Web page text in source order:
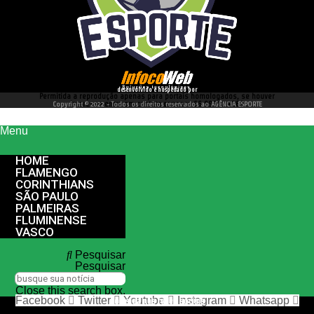
desenvolvido e hospedado por
Permitida a reprodução apenas para portais homologados, se houver
interesse entre em contato conosco 66 99977 4262
Copyright © 2022 - Todos os direitos reservados ao AGÊNCIA ESPORTE
Menu
HOME
FLAMENGO
CORINTHIANS
SÃO PAULO
PALMEIRAS
FLUMINENSE
VASCO
Pesquisar
Pesquisar
Close this search box.
nos siga nas redes sociais
Facebook Twitter Youtube Instagram Whatsapp